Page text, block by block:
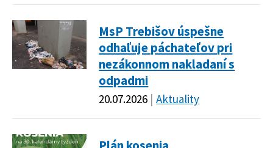
MsP Trebišov úspešne
odhaľuje páchateľov pri
nezákonnom nakladaní s
odpadmi
20.07.2026 Aktuality